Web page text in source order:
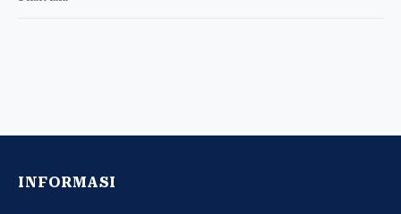
INFORMASI